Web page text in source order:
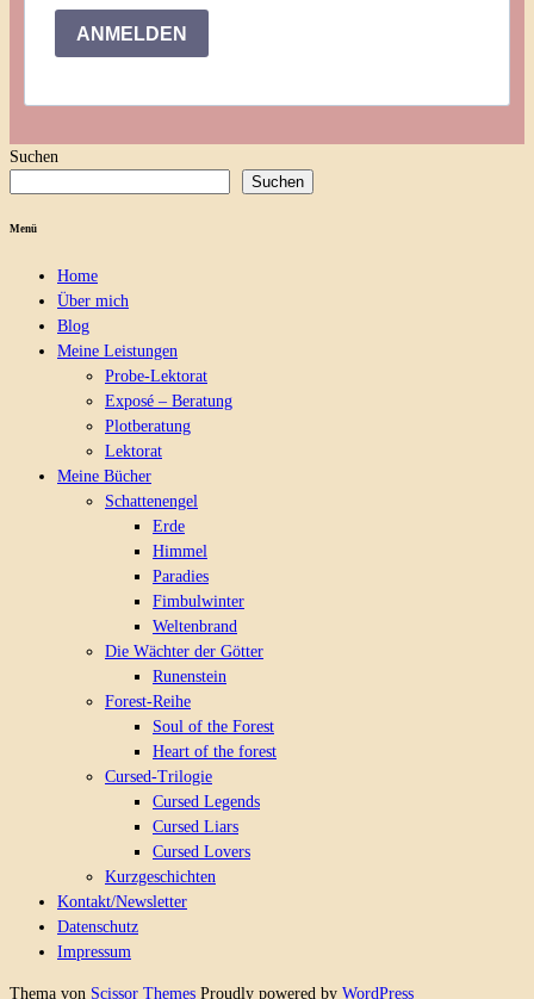
ANMELDEN
Suchen
Suchen
Menü
Home
Über mich
Blog
Meine Leistungen
Probe-Lektorat
Exposé – Beratung
Plotberatung
Lektorat
Meine Bücher
Schattenengel
Erde
Himmel
Paradies
Fimbulwinter
Weltenbrand
Die Wächter der Götter
Runenstein
Forest-Reihe
Soul of the Forest
Heart of the forest
Cursed-Trilogie
Cursed Legends
Cursed Liars
Cursed Lovers
Kurzgeschichten
Kontakt/Newsletter
Datenschutz
Impressum
Thema von Scissor Themes Proudly powered by WordPress